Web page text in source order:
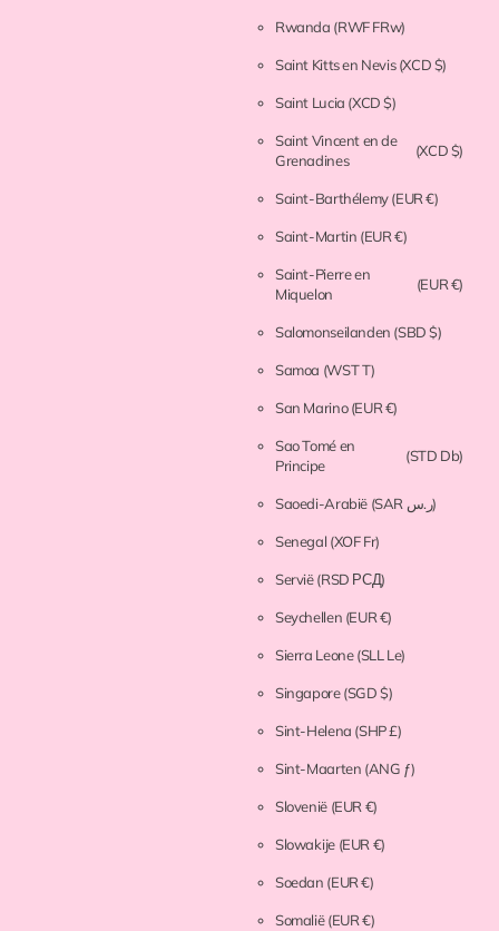
Rwanda (RWF FRw)
Saint Kitts en Nevis(XCD $)
Saint Lucia (XCD $)
Saint Vincent en de
Grenadines
(XCD $)
Saint-Barthélemy(EUR €)
Saint-Martin (EUR €)
Saint-Pierre en
Miquelon
(EUR €)
Salomonseilanden (SBD $)
Samoa (WST T)
San Marino(EUR €)
Sao Tomé en
Principe
(STD Db)
Saoedi-Arabië (SAR ر.س)
Senegal (XOF Fr)
Servië(RSD РСД)
Seychellen (EUR €)
Sierra Leone(SLL Le)
Singapore(SGD $)
Sint-Helena (SHP £)
Sint-Maarten (ANG ƒ)
Slovenië (EUR €)
Slowakije (EUR €)
Soedan (EUR €)
Somalië(EUR €)